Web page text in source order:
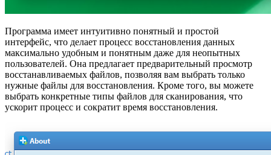
Программа имеет интуитивно понятный и простой
интерфейс, что делает процесс восстановления данных
максимально удобным и понятным даже для неопытных
пользователей. Она предлагает предварительный просмотр
восстанавливаемых файлов, позволяя вам выбрать только
нужные файлы для восстановления. Кроме того, вы можете
выбрать конкретные типы файлов для сканирования, что
ускорит процесс и сократит время восстановления.